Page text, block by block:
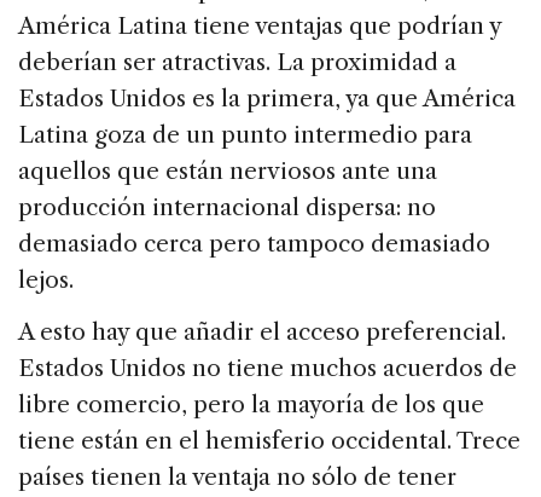
América Latina tiene ventajas que podrían y
deberían ser atractivas. La proximidad a
Estados Unidos es la primera, ya que América
Latina goza de un punto intermedio para
aquellos que están nerviosos ante una
producción internacional dispersa: no
demasiado cerca pero tampoco demasiado
lejos.
A esto hay que añadir el acceso preferencial.
Estados Unidos no tiene muchos acuerdos de
libre comercio, pero la mayoría de los que
tiene están en el hemisferio occidental. Trece
países tienen la ventaja no sólo de tener